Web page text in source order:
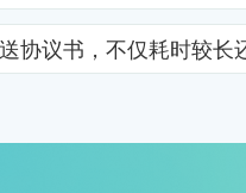
议书，不仅耗时